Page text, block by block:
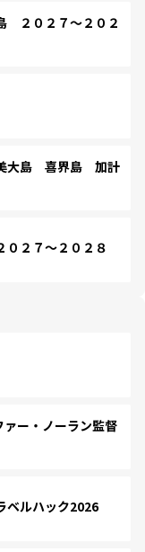
２０２７～２０２
大島 喜界島 加計
２７～２０２８
ー・ノーラン監督
ルハック2026